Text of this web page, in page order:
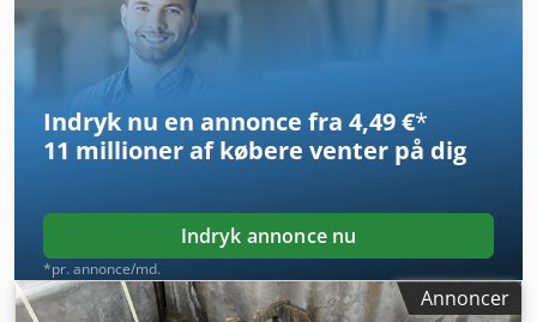
Indryk nu en annonce fra 4,49 €*
11 millioner af købere venter på dig
Indryk annonce nu
*pr. annonce/md.
Annoncer